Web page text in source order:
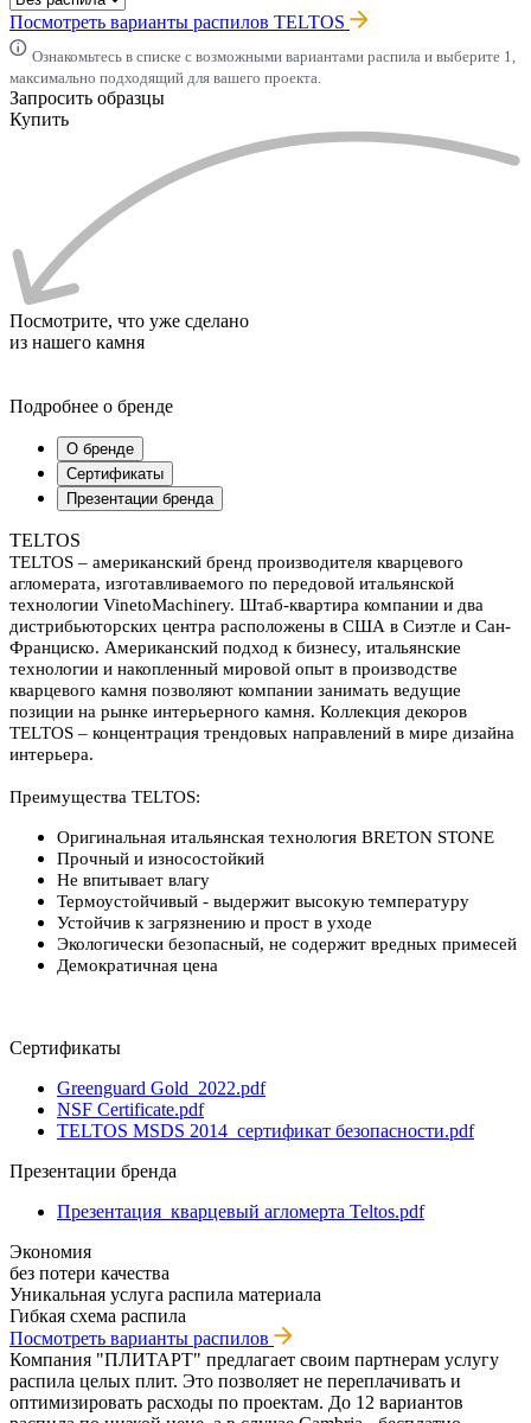
Посмотреть варианты распилов TELTOS
Ознакомьтесь в списке с возможными вариантами распила и выберите 1,
максимально подходящий для вашего проекта.
Запросить образцы
Купить
Посмотрите, что уже сделано
из нашего камня
Подробнее о бренде
О бренде
Сертификаты
Презентации бренда
TELTOS
TELTOS – американский бренд производителя кварцевого
агломерата, изготавливаемого по передовой итальянской
технологии VinetoMachinery. Штаб-квартира компании и два
дистрибьюторских центра расположены в США в Сиэтле и Сан-
Франциско. Американский подход к бизнесу, итальянские
технологии и накопленный мировой опыт в производстве
кварцевого камня позволяют компании занимать ведущие
позиции на рынке интерьерного камня. Коллекция декоров
TELTOS – концентрация трендовых направлений в мире дизайна
интерьера.
Преимущества TELTOS:
Оригинальная итальянская технология BRETON STONE
Прочный и износостойкий
Не впитывает влагу
Термоустойчивый - выдержит высокую температуру
Устойчив к загрязнению и прост в уходе
Экологически безопасный, не содержит вредных примесей
Демократичная цена
Сертификаты
Greenguard Gold_2022.pdf
NSF Certificate.pdf
TELTOS MSDS 2014_сертификат безопасности.pdf
Презентации бренда
Презентация_кварцевый агломерта Teltos.pdf
Экономия
без потери качества
Уникальная услуга распила материала
Гибкая схема распила
Посмотреть варианты распилов
Компания "ПЛИТАРТ" предлагает своим партнерам услугу
распила целых плит. Это позволяет не переплачивать и
оптимизировать расходы по проектам. До 12 вариантов